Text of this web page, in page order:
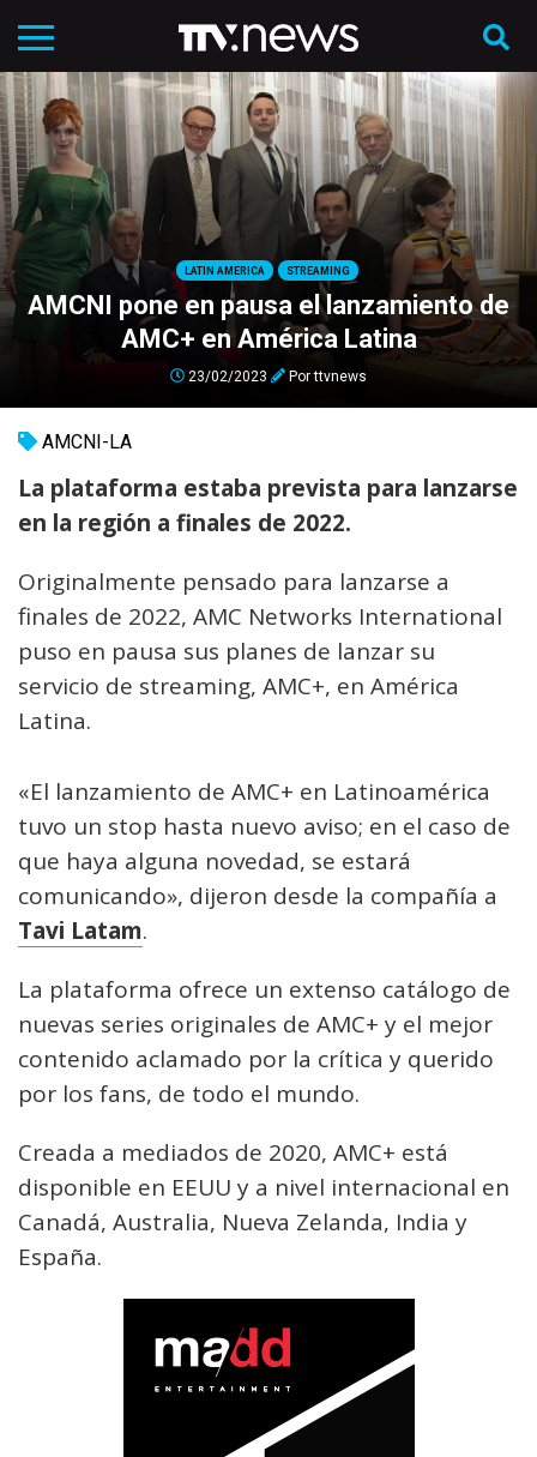
LATIN AMERICA STREAMING
AMCNI pone en pausa el lanzamiento de
AMC+ en América Latina
23/02/2023 Porttvnews
AMCNI-LA
La plataforma estaba prevista para lanzarse
en la región a finales de 2022.
Originalmente pensado para lanzarse a
finales de 2022, AMC Networks International
puso en pausa sus planes de lanzar su
servicio de streaming, AMC+, en América
Latina.
«El lanzamiento de AMC+ en Latinoamérica
tuvo un stop hasta nuevo aviso; en el caso de
que haya alguna novedad, se estará
comunicando», dijeron desde la compañía a
Tavi Latam.
La plataforma ofrece un extenso catálogo de
nuevas series originales de AMC+ y el mejor
contenido aclamado por la crítica y querido
por los fans, de todo el mundo.
Creada a mediados de 2020, AMC+ está
disponible en EEUU y a nivel internacional en
Canadá, Australia, Nueva Zelanda, India y
España.